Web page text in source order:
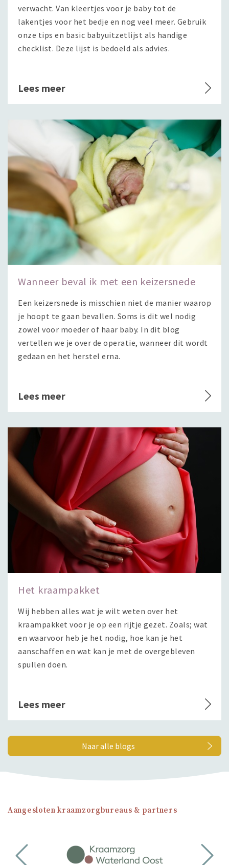
verwacht. Van kleertjes voor je baby tot de
lakentjes voor het bedje en nog veel meer. Gebruik
onze tips en basic babyuitzetlijst als handige
checklist. Deze lijst is bedoeld als advies.
Lees meer
Wanneer beval ik met een keizersnede
Een keizersnede is misschien niet de manier waarop
je hoopt te gaan bevallen. Soms is dit wel nodig
zowel voor moeder of haar baby. In dit blog
vertellen we je over de operatie, wanneer dit wordt
gedaan en het herstel erna.
Lees meer
Het kraampakket
Wij hebben alles wat je wilt weten over het
kraampakket voor je op een rijtje gezet. Zoals; wat
en waarvoor heb je het nodig, hoe kan je het
aanschaffen en wat kan je met de overgebleven
spullen doen.
Lees meer
Naar alle blogs
Aangesloten kraamzorgbureaus & partners